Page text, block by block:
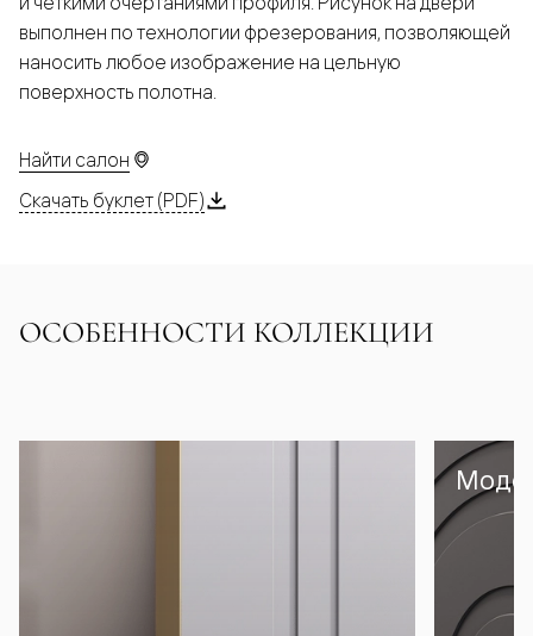
выполнен по технологии фрезерования, позволяющей
наносить любое изображение на цельную
поверхность полотна.
Найти салон
Скачать буклет (PDF)
ОСОБЕННОСТИ КОЛЛЕКЦИИ